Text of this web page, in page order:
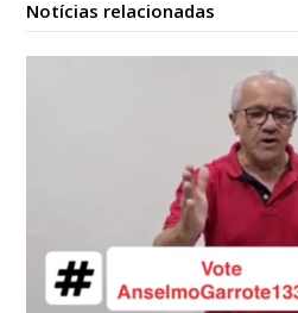
Notícias relacionadas